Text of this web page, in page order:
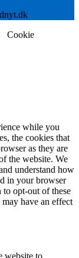
Cookie
while you
the cookies that
as they are
the website. We
understand how
in your browser
opt-out of these
have an effect
website to